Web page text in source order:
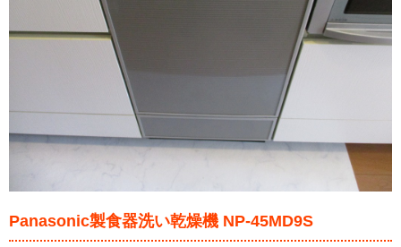
Panasonic製食器洗い乾燥機 NP-45MD9S